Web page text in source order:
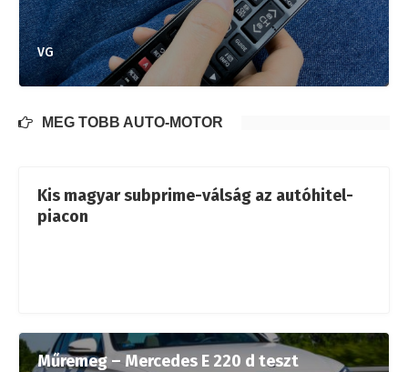
VG
MÉG TÖBB AUTÓ-MOTOR
Kis magyar subprime-válság az autóhitel-
piacon
Műremeg – Mercedes E 220 d teszt